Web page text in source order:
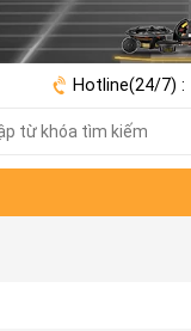
Hotline(24/7) :